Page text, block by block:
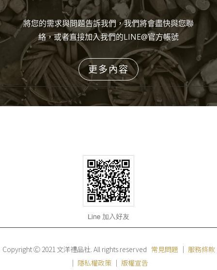
將您的需求與問題告訴我們，我們將會盡快與您聯
絡，或者直接加入我們的LINE@官方帳號
更多內容
Copyright Ⓒ 2021 文洋禮品社. All rights reserved 常見問題 ｜ 服務條款
｜ 隱私權政策｜ 版權宣告